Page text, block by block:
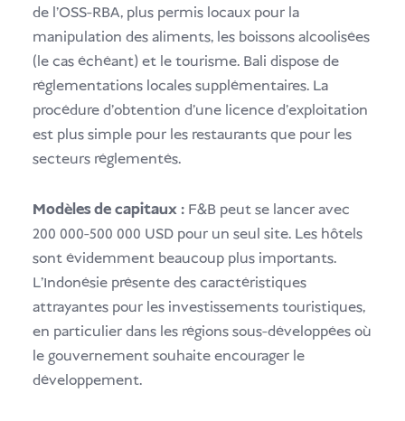
de l'OSS-RBA, plus permis locaux pour la
manipulation des aliments, les boissons alcoolisées
(le cas échéant) et le tourisme. Bali dispose de
réglementations locales supplémentaires. La
procédure d'obtention d'une licence d'exploitation
est plus simple pour les restaurants que pour les
secteurs réglementés.
Modèles de capitaux : F&B peut se lancer avec
200 000-500 000 USD pour un seul site. Les hôtels
sont évidemment beaucoup plus importants.
L'Indonésie présente des caractéristiques
attrayantes pour les investissements touristiques,
en particulier dans les régions sous-développées où
le gouvernement souhaite encourager le
développement.